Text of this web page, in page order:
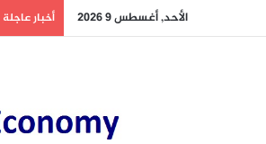
الأحد, أغسطس 9 2026 أخبار عاجلة